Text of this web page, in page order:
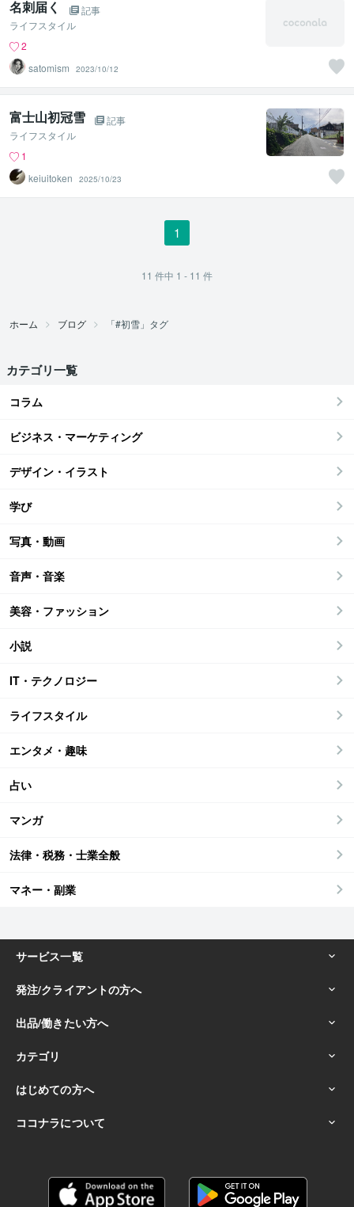
名刺届く
記事
ライフスタイル
2
satomism
2023/10/12
富士山初冠雪
記事
ライフスタイル
1
keiuitoken
2025/10/23
1
11 件中 1 - 11 件
ホーム ブログ 「#初雪」タグ
カテゴリ一覧
コラム
ビジネス・マーケティング
デザイン・イラスト
学び
写真・動画
音声・音楽
美容・ファッション
小説
IT・テクノロジー
ライフスタイル
エンタメ・趣味
占い
マンガ
法律・税務・士業全般
マネー・副業